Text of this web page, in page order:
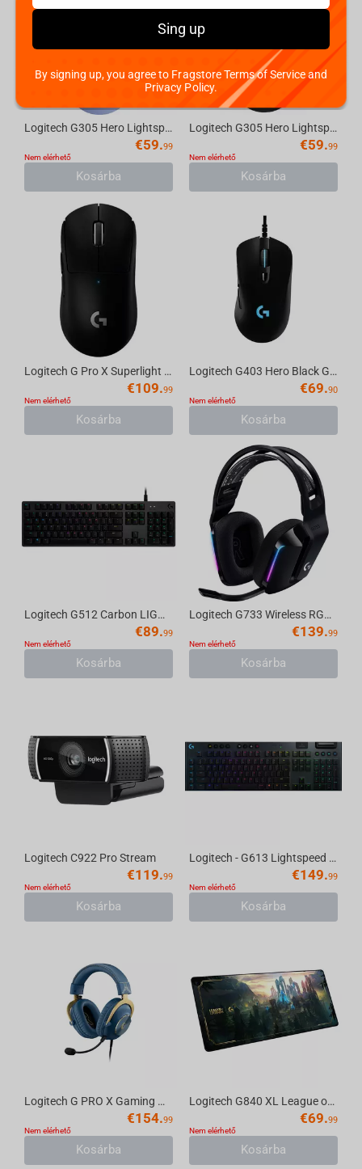
Logitech G305 Hero Lightspeed Lilac (Wireless 2.4G) Mouse
€59.99
Nem elérhető
Kosárba
Logitech G305 Hero Lightspeed Black (Wireless 2.4G) Mouse
€59.99
Nem elérhető
Kosárba
Logitech G Pro X Superlight Wireless Gaming Mouse
€109.99
Nem elérhető
Kosárba
Logitech G403 Hero Black Gaming mouse
€69.90
Nem elérhető
Kosárba
Logitech G512 Carbon LIGHTSYNC RGB Mechanical Gaming Keyboard
€89.99
Nem elérhető
Kosárba
Logitech G733 Wireless RGB Gaming Headset Black
€139.99
Nem elérhető
Kosárba
Logitech C922 Pro Stream
€119.99
Nem elérhető
Kosárba
Logitech - G613 Lightspeed Keyboard Wireless, Mechanical
€149.99
Nem elérhető
Kosárba
Logitech G PRO X Gaming Headset League of Legends Collection
€154.99
Nem elérhető
Kosárba
Logitech G840 XL League of Legends Collection
€69.99
Nem elérhető
Kosárba
Sing up
By signing up, you agree to Fragstore Terms of Service and
Privacy Policy.